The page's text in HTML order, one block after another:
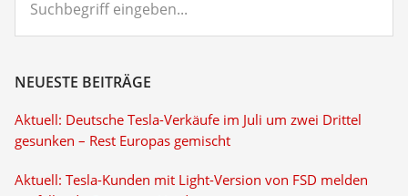
eingeben...
NEUESTE BEITRÄGE
Aktuell: Deutsche Tesla-Verkäufe im Juli um zwei Drittel
gesunken – Rest Europas gemischt
Aktuell: Tesla-Kunden mit Light-Version von FSD melden